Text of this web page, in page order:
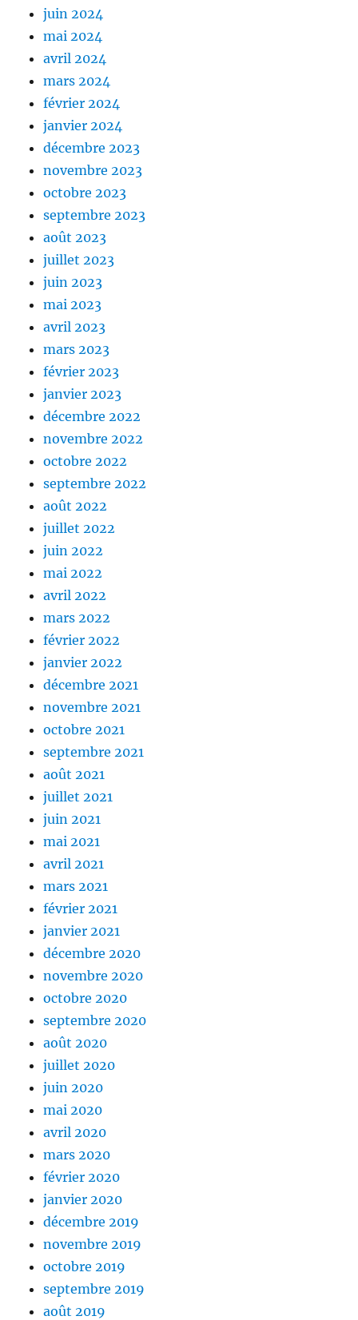
juin 2024
mai 2024
avril 2024
mars 2024
février 2024
janvier 2024
décembre 2023
novembre 2023
octobre 2023
septembre 2023
août 2023
juillet 2023
juin 2023
mai 2023
avril 2023
mars 2023
février 2023
janvier 2023
décembre 2022
novembre 2022
octobre 2022
septembre 2022
août 2022
juillet 2022
juin 2022
mai 2022
avril 2022
mars 2022
février 2022
janvier 2022
décembre 2021
novembre 2021
octobre 2021
septembre 2021
août 2021
juillet 2021
juin 2021
mai 2021
avril 2021
mars 2021
février 2021
janvier 2021
décembre 2020
novembre 2020
octobre 2020
septembre 2020
août 2020
juillet 2020
juin 2020
mai 2020
avril 2020
mars 2020
février 2020
janvier 2020
décembre 2019
novembre 2019
octobre 2019
septembre 2019
août 2019